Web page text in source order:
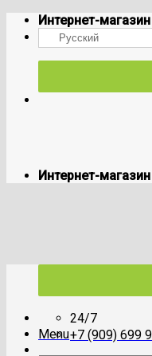
Skip
content
Интернет-
Русский
Интернет-
Menu
24/7
+7 (909) 699